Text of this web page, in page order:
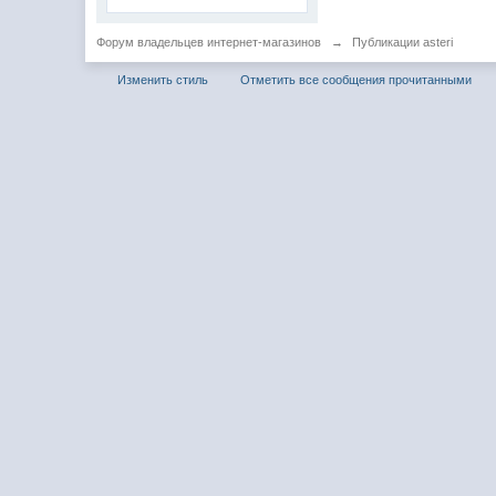
Форум владельцев интернет-магазинов → Публикации asteri
Изменить стиль Отметить все сообщения прочитанными